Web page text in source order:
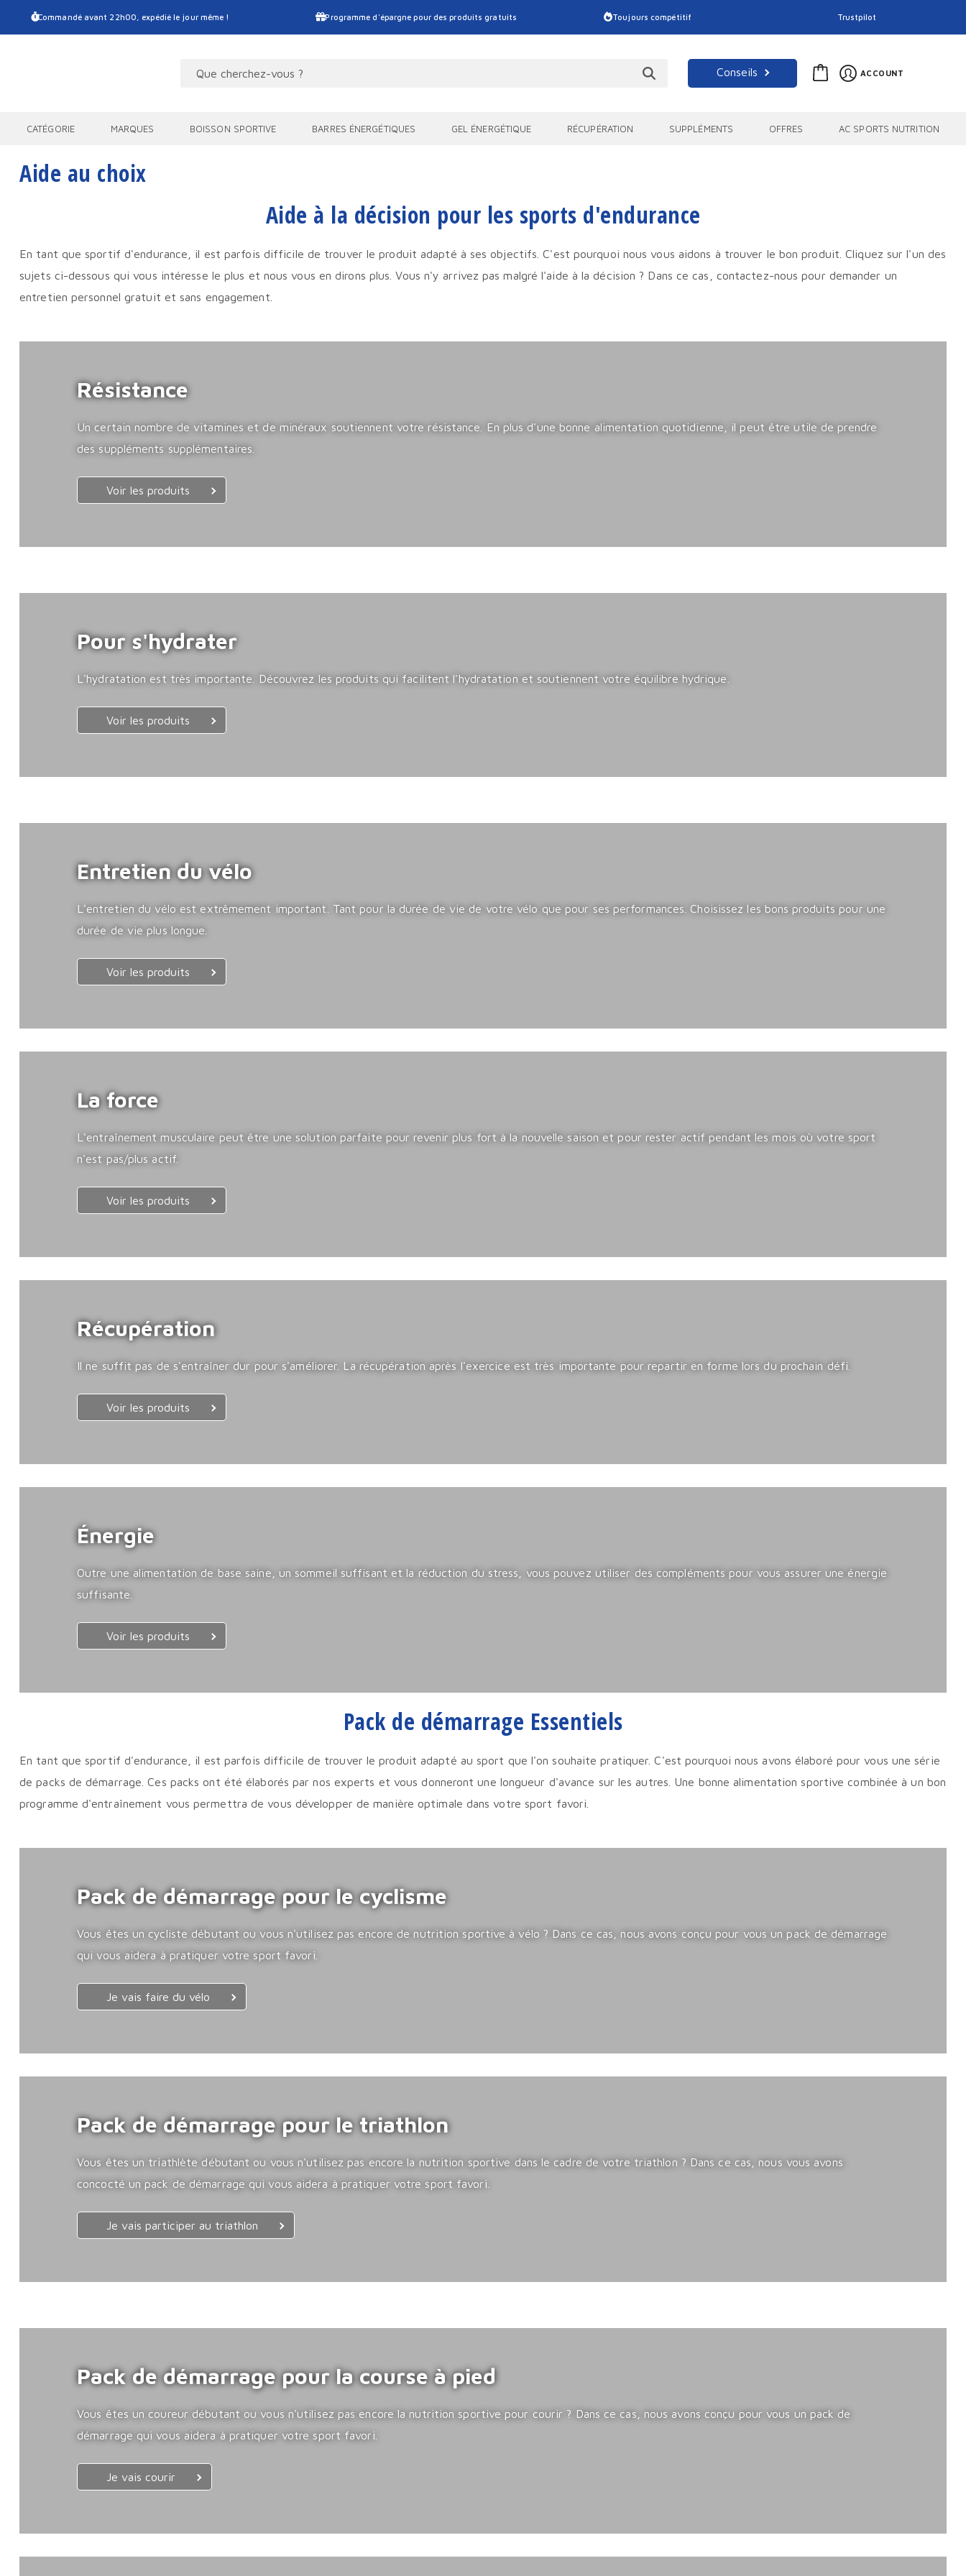
Commandé avant 22h00, expédié le jour même ! Programme d'épargne pour des produits gratuits Toujours compétitif Trustpilot
Conseils ACCOUNT
CATÉGORIE MARQUES BOISSON SPORTIVE BARRES ÉNERGÉTIQUES GEL ÉNERGÉTIQUE RÉCUPÉRATION SUPPLÉMENTS OFFRES AC SPORTS NUTRITION
Aide au choix
Aide à la décision pour les sports d'endurance
En tant que sportif d'endurance, il est parfois difficile de trouver le produit adapté à ses objectifs. C'est pourquoi nous vous aidons à trouver le bon produit. Cliquez sur l'un des
sujets ci-dessous qui vous intéresse le plus et nous vous en dirons plus. Vous n'y arrivez pas malgré l'aide à la décision ? Dans ce cas, contactez-nous pour demander un
entretien personnel gratuit et sans engagement.
Résistance
Un certain nombre de vitamines et de minéraux soutiennent votre résistance. En plus d'une bonne alimentation quotidienne, il peut être utile de prendre
des suppléments supplémentaires.
Voir les produits
Pour s'hydrater
L'hydratation est très importante. Découvrez les produits qui facilitent l'hydratation et soutiennent votre équilibre hydrique.
Voir les produits
Entretien du vélo
L'entretien du vélo est extrêmement important. Tant pour la durée de vie de votre vélo que pour ses performances. Choisissez les bons produits pour une
durée de vie plus longue.
Voir les produits
La force
L'entraînement musculaire peut être une solution parfaite pour revenir plus fort à la nouvelle saison et pour rester actif pendant les mois où votre sport
n'est pas/plus actif.
Voir les produits
Récupération
Il ne suffit pas de s'entraîner dur pour s'améliorer. La récupération après l'exercice est très importante pour repartir en forme lors du prochain défi.
Voir les produits
Énergie
Outre une alimentation de base saine, un sommeil suffisant et la réduction du stress, vous pouvez utiliser des compléments pour vous assurer une énergie
suffisante.
Voir les produits
Pack de démarrage Essentiels
En tant que sportif d'endurance, il est parfois difficile de trouver le produit adapté au sport que l'on souhaite pratiquer. C'est pourquoi nous avons élaboré pour vous une série
de packs de démarrage. Ces packs ont été élaborés par nos experts et vous donneront une longueur d'avance sur les autres. Une bonne alimentation sportive combinée à un bon
programme d'entraînement vous permettra de vous développer de manière optimale dans votre sport favori.
Pack de démarrage pour le cyclisme
Vous êtes un cycliste débutant ou vous n'utilisez pas encore de nutrition sportive à vélo ? Dans ce cas, nous avons conçu pour vous un pack de démarrage
qui vous aidera à pratiquer votre sport favori.
Je vais faire du vélo
Pack de démarrage pour le triathlon
Vous êtes un triathlète débutant ou vous n'utilisez pas encore la nutrition sportive dans le cadre de votre triathlon ? Dans ce cas, nous vous avons
concocté un pack de démarrage qui vous aidera à pratiquer votre sport favori.
Je vais participer au triathlon
Pack de démarrage pour la course à pied
Vous êtes un coureur débutant ou vous n'utilisez pas encore la nutrition sportive pour courir ? Dans ce cas, nous avons conçu pour vous un pack de
démarrage qui vous aidera à pratiquer votre sport favori.
Je vais courir